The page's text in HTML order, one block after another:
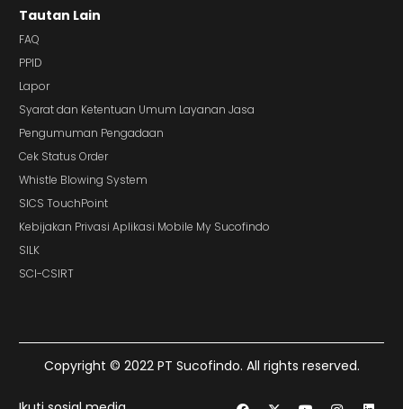
Tautan Lain
FAQ
PPID
Lapor
Syarat dan Ketentuan Umum Layanan Jasa
Pengumuman Pengadaan
Cek Status Order
Whistle Blowing System
SICS TouchPoint
Kebijakan Privasi Aplikasi Mobile My Sucofindo
SILK
SCI-CSIRT
Copyright © 2022 PT Sucofindo. All rights reserved.